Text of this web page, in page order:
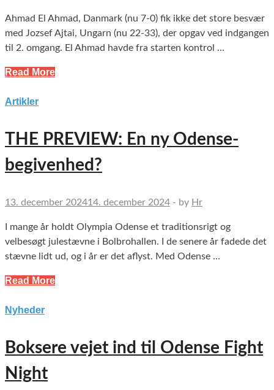
Ahmad El Ahmad, Danmark (nu 7-0) fik ikke det store besvær
med Jozsef Ajtai, Ungarn (nu 22-33), der opgav ved indgangen
til 2. omgang. El Ahmad havde fra starten kontrol …
Read More
Artikler
THE PREVIEW: En ny Odense-
begivenhed?
13. december 202414. december 2024 - by Hr
I mange år holdt Olympia Odense et traditionsrigt og
velbesøgt julestævne i Bolbrohallen. I de senere år fadede det
stævne lidt ud, og i år er det aflyst. Med Odense …
Read More
Nyheder
Boksere vejet ind til Odense Fight
Night